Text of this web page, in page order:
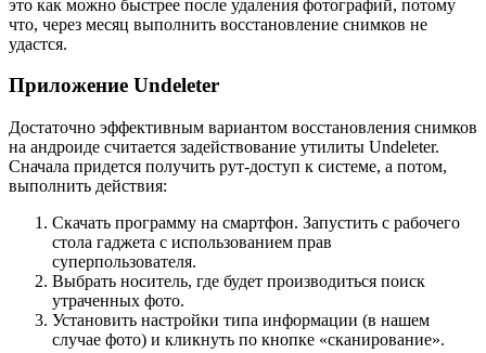
это как можно быстрее после удаления фотографий, потому
что, через месяц выполнить восстановление снимков не
удастся.
Приложение Undeleter
Достаточно эффективным вариантом восстановления снимков
на андроиде считается задействование утилиты Undeleter.
Сначала придется получить рут-доступ к системе, а потом,
выполнить действия:
Скачать программу на смартфон. Запустить с рабочего
стола гаджета с использованием прав
суперпользователя.
Выбрать носитель, где будет производиться поиск
утраченных фото.
Установить настройки типа информации (в нашем
случае фото) и кликнуть по кнопке «сканирование».